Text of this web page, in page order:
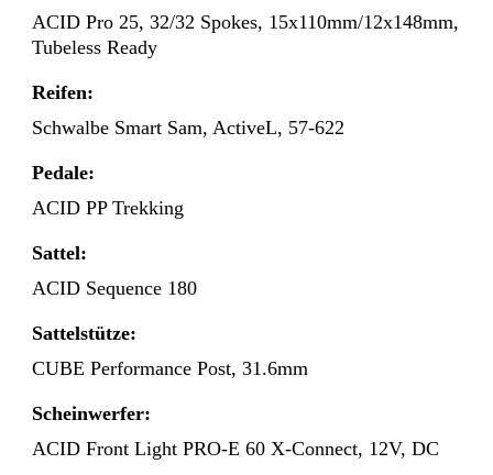
ACID Pro 25, 32/32 Spokes, 15x110mm/12x148mm,
Tubeless Ready
Reifen:
Schwalbe Smart Sam, ActiveL, 57-622
Pedale:
ACID PP Trekking
Sattel:
ACID Sequence 180
Sattelstütze:
CUBE Performance Post, 31.6mm
Scheinwerfer:
ACID Front Light PRO-E 60 X-Connect, 12V, DC